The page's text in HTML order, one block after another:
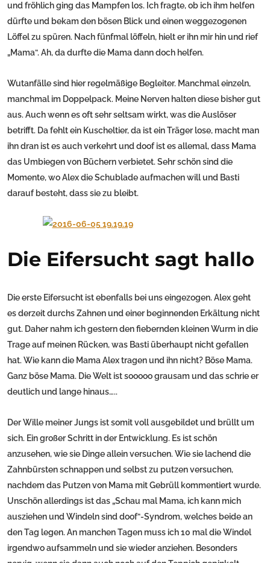
und fröhlich ging das Mampfen los. Ich fragte, ob ich ihm helfen
dürfte und bekam den bösen Blick und einen weggezogenen
Löffel zu spüren. Nach fünfmal löffeln, hielt er ihn mir hin und rief
„Mama“. Ah, da durfte die Mama dann doch helfen.
Wutanfälle sind hier regelmäßige Begleiter. Manchmal einzeln,
manchmal im Doppelpack. Meine Nerven halten diese bisher gut
aus. Auch wenn es oft sehr seltsam wirkt, was die Auslöser
betrifft. Da fehlt ein Kuscheltier, da ist ein Träger lose, macht man
ihn dran ist es auch verkehrt und doof ist es allemal, dass Mama
das Umbiegen von Büchern verbietet. Sehr schön sind die
Momente, wo Alex die Schublade aufmachen will und Basti
darauf besteht, dass sie zu bleibt.
Die Eifersucht sagt hallo
Die erste Eifersucht ist ebenfalls bei uns eingezogen. Alex geht
es derzeit durchs Zahnen und einer beginnenden Erkältung nicht
gut. Daher nahm ich gestern den fiebernden kleinen Wurm in die
Trage auf meinen Rücken, was Basti überhaupt nicht gefallen
hat. Wie kann die Mama Alex tragen und ihn nicht? Böse Mama.
Ganz böse Mama. Die Welt ist sooooo grausam und das schrie er
deutlich und lange hinaus…..
Der Wille meiner Jungs ist somit voll ausgebildet und brüllt um
sich. Ein großer Schritt in der Entwicklung. Es ist schön
anzusehen, wie sie Dinge allein versuchen. Wie sie lachend die
Zahnbürsten schnappen und selbst zu putzen versuchen,
nachdem das Putzen von Mama mit Gebrüll kommentiert wurde.
Unschön allerdings ist das „Schau mal Mama, ich kann mich
ausziehen und Windeln sind doof“-Syndrom, welches beide an
den Tag legen. An manchen Tagen muss ich 10 mal die Windel
irgendwo aufsammeln und sie wieder anziehen. Besonders